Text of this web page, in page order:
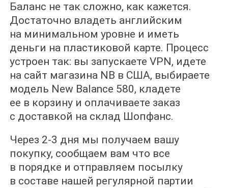
Баланс не так сложно, как кажется.
Достаточно владеть английским
на минимальном уровне и иметь
деньги на пластиковой карте. Процесс
устроен так: вы запускаете VPN, идете
на сайт магазина NB в США, выбираете
модель New Balance 580, кладете
ее в корзину и оплачиваете заказ
с доставкой на склад Шопфанс.
Через 2-3 дня мы получаем вашу
покупку, сообщаем вам что все
в порядке и отправляем посылку
в составе нашей регулярной партии